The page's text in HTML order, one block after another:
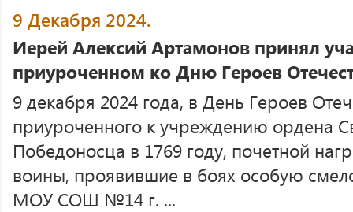
9 Декабря 2024.
Иерей Алексий Артамонов принял
приуроченном ко Дню Героев
9 декабря 2024 года, в День Героев
приуроченного к учреждению ордена
Победоносца в 1769 году, почетной
воины, проявившие в боях особую
МОУ СОШ №14 г. ...